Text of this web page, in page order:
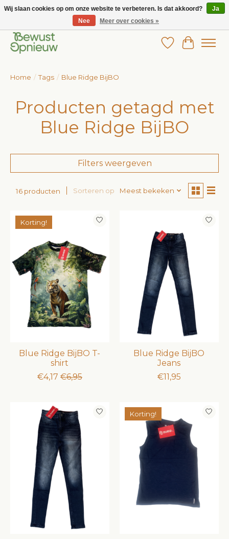
Wij bieden het grootste aanbod in betaalbare kinderkleding!
Verlanglijst
Home / Tags / Blue Ridge BijBO
Producten getagd met
Blue Ridge BijBO
Filters weergeven
16 producten Sorteren op Meest bekeken
Korting!
Blue Ridge BijBO T-
shirt
€4,17 €6,95
Blue Ridge BijBO
Jeans
€11,95
Korting!
Wij slaan cookies op om onze website te verbeteren. Is dat akkoord?
Ja
Nee
Meer over cookies »